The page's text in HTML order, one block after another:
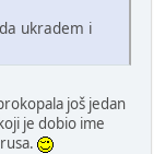
ukradem i
još jedan
je dobio ime